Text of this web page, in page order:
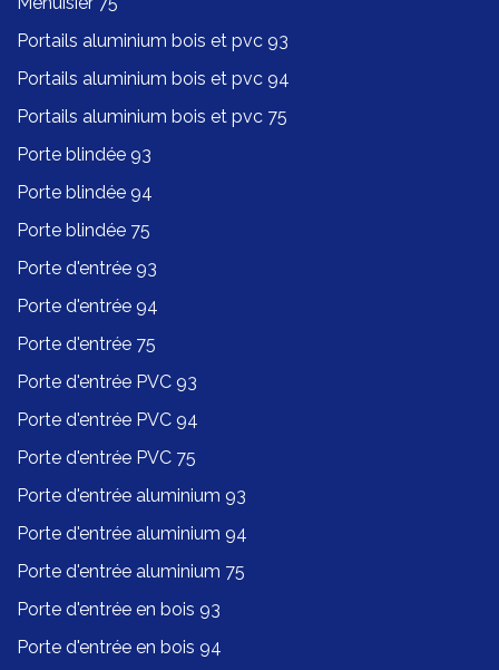
Portails aluminium bois et pvc 93
Portails aluminium bois et pvc 94
Portails aluminium bois et pvc 75
Porte blindée 93
Porte blindée 94
Porte blindée 75
Porte d'entrée 93
Porte d'entrée 94
Porte d'entrée 75
Porte d'entrée PVC 93
Porte d'entrée PVC 94
Porte d'entrée PVC 75
Porte d'entrée aluminium 93
Porte d'entrée aluminium 94
Porte d'entrée aluminium 75
Porte d'entrée en bois 93
Porte d'entrée en bois 94